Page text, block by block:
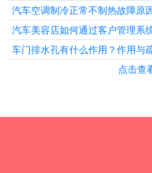
汽车空调制冷正常不制热故障原
汽车美容店如何通过客户管理系
车门排水孔有什么作用？作用与
点击查